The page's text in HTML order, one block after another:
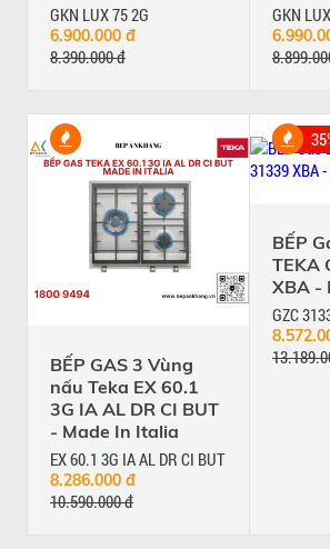
GKN LUX 75 2G
6.900.000 đ
8.390.000 đ
GKN
BẾP GAS 3 Vùng
nấu Teka EX 60.1
3G IA AL DR CI BUT
- Made In Italia
EX 60.1 3G IA AL DR CI BUT
8.286.000 đ
10.590.000 đ
BẾP
TEKA
XBA -
GZC